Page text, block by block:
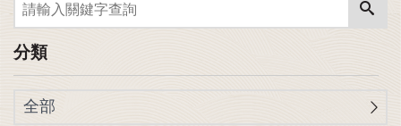
分類
全部